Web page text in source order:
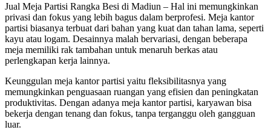
Jual Meja Partisi Rangka Besi di Madiun – Hal ini memungkinkan
privasi dan fokus yang lebih bagus dalam berprofesi. Meja kantor
partisi biasanya terbuat dari bahan yang kuat dan tahan lama, seperti
kayu atau logam. Desainnya malah bervariasi, dengan beberapa
meja memiliki rak tambahan untuk menaruh berkas atau
perlengkapan kerja lainnya.
Keunggulan meja kantor partisi yaitu fleksibilitasnya yang
memungkinkan penguasaan ruangan yang efisien dan peningkatan
produktivitas. Dengan adanya meja kantor partisi, karyawan bisa
bekerja dengan tenang dan fokus, tanpa terganggu oleh gangguan
luar.